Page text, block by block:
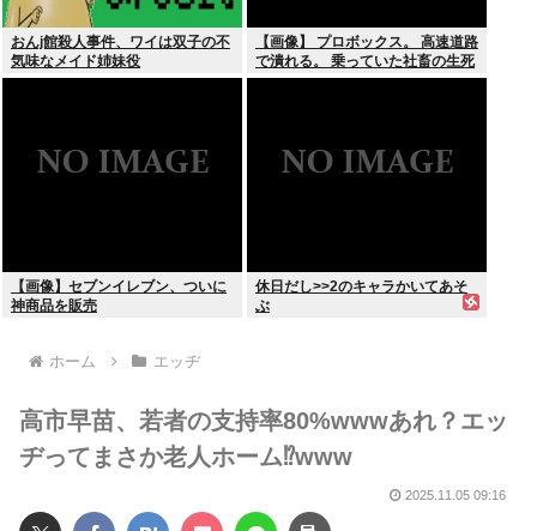
おんj館殺人事件、ワイは双子の不
気味なメイド姉妹役
【画像】 プロボックス。 高速道路
で潰れる。 乗っていた社畜の生死
不明
【画像】セブンイレブン、ついに
神商品を販売
休日だし>>2のキャラかいてあそ
ぶ
ホーム エッヂ
高市早苗、若者の支持率80%wwwあれ？エッ
ヂってまさか老人ホーム⁉️www
2025.11.05 09:16